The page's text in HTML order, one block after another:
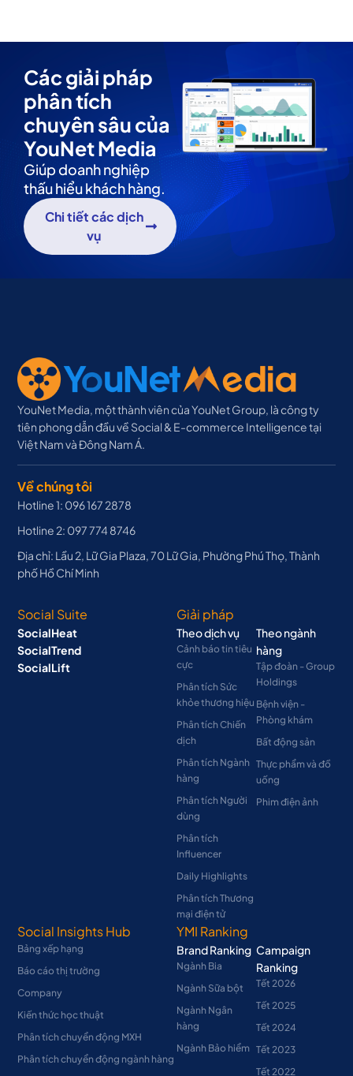
Các giải pháp
phân tích
chuyên sâu của
YouNet Media
Giúp doanh nghiệp
thấu hiểu khách hàng.
Chi tiết các dịch
vụ
YouNet Media, một thành viên của YouNet Group, là công ty
tiên phong dẫn đầu về Social & E-commerce Intelligence tại
Việt Nam và Đông Nam Á.
Về chúng tôi
Hotline 1: 096 167 2878
Hotline 2: 097 774 8746
Địa chỉ: Lầu 2, Lữ Gia Plaza, 70 Lữ Gia, Phường Phú Thọ, Thành
phố Hồ Chí Minh
Social Suite
SocialHeat
SocialTrend
SocialLift
Giải pháp
Theo dịch vụ
Cảnh báo tin tiêu
cực
Phân tích Sức
khỏe thương hiệu
Phân tích Chiến
dịch
Phân tích Ngành
hàng
Phân tích Người
dùng
Phân tích
Influencer
Daily Highlights
Phân tích Thương
mại điện tử
Theo ngành
hàng
Tập đoàn - Group
Holdings
Bệnh viện -
Phòng khám
Bất động sản
Thực phẩm và đồ
uống
Phim điện ảnh
Social Insights Hub
Bảng xếp hạng
Báo cáo thị trường
Company
Kiến thức học thuật
Phân tích chuyển động MXH
Phân tích chuyển động ngành hàng
YMI Ranking
Brand Ranking
Ngành Bia
Ngành Sữa bột
Ngành Ngân
hàng
Ngành Bảo hiểm
Campaign
Ranking
Tết 2026
Tết 2025
Tết 2024
Tết 2023
Tết 2022